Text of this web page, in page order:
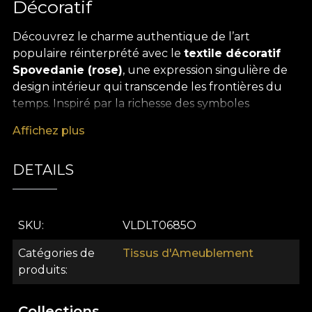
Décoratif
Découvrez le charme authentique de l’art
populaire réinterprété avec le textile décoratif
Spovedanie (rose), une expression singulière de
design intérieur qui transcende les frontières du
temps. Inspiré par la richesse des symboles
premium insuffle à votre décor une histoire
motifs floraux stylisés, les délicats accents orientaux
et les détails graphiques sophistiqués se fondent
créant un effet visuel noble et inattendu, pensé
pour transformer chaque espace en expérience
multisensorielle emplie d’émotion.
La polyvalence de cetextile décoratifvous
Affichez plus
DETAILS
SKU VLDLT0685O
Catégories de
produits
Tissus d'Ameublement